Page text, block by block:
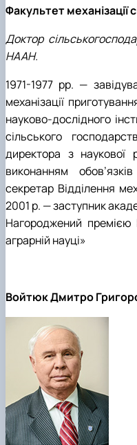
Факультет механізації
Доктор
НААН.
1971-1977 рр. —
механізації
науково-дослідного
сільського
директора з
виконанням
секретар Відділення
2001 р. — заступник
Нагороджений
аграрній науці»
Войтюк Дмитро